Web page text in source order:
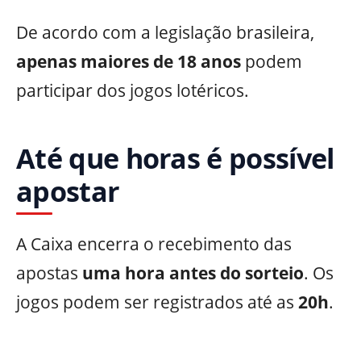
De acordo com a legislação brasileira,
apenas maiores de 18 anos podem
participar dos jogos lotéricos.
Até que horas é possível
apostar
A Caixa encerra o recebimento das
apostas uma hora antes do sorteio. Os
jogos podem ser registrados até as 20h.